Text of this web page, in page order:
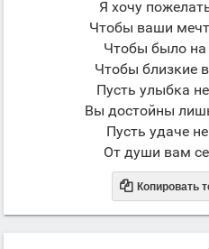
Я хочу
Чтобы ваши
Чтобы было на
Чтобы близкие
Пусть улыбка
Вы достойны
Пусть удаче
От души вам
 Копировать